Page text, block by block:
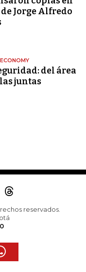
de Jorge Alfredo
del área
juntas
reservados.